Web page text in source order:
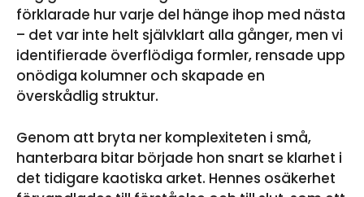
förklarade hur varje del hänge ihop med nästa
– det var inte helt självklart alla gånger, men vi
identifierade överflödiga formler, rensade upp
onödiga kolumner och skapade en
överskådlig struktur.
Genom att bryta ner komplexiteten i små,
hanterbara bitar började hon snart se klarhet i
det tidigare kaotiska arket. Hennes osäkerhet